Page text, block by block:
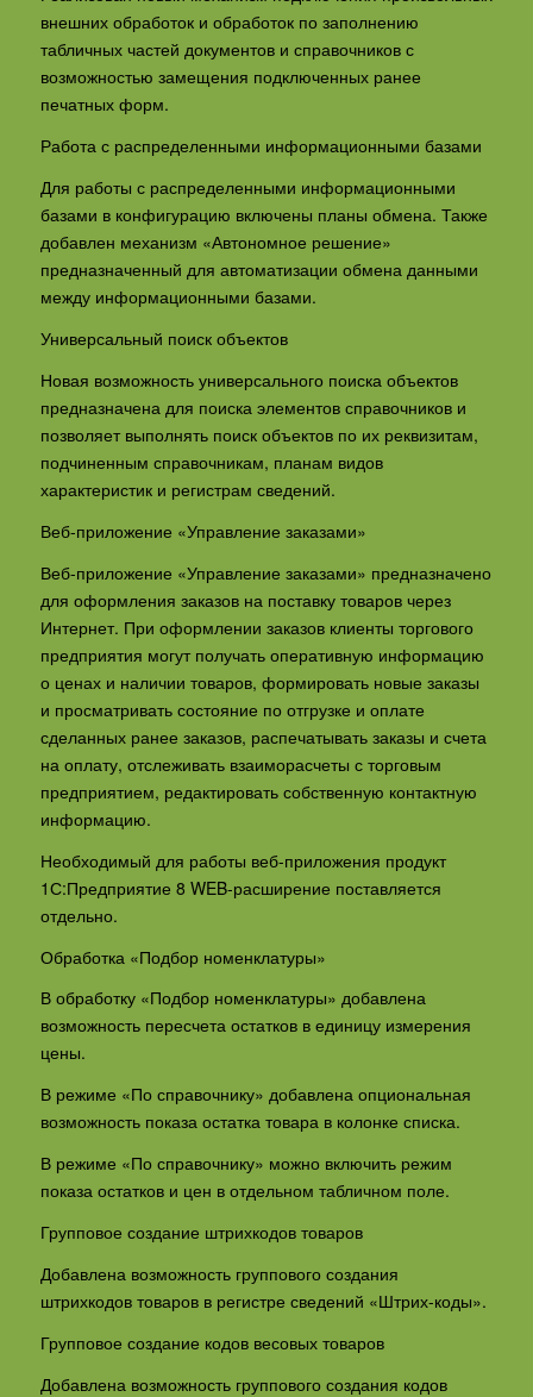
внешних обработок и обработок по заполнению
табличных частей документов и справочников с
возможностью замещения подключенных ранее
печатных форм.
Работа с распределенными информационными базами
Для работы с распределенными информационными
базами в конфигурацию включены планы обмена. Также
добавлен механизм «Автономное решение»
предназначенный для автоматизации обмена данными
между информационными базами.
Универсальный поиск объектов
Новая возможность универсального поиска объектов
предназначена для поиска элементов справочников и
позволяет выполнять поиск объектов по их реквизитам,
подчиненным справочникам, планам видов
характеристик и регистрам сведений.
Веб-приложение «Управление заказами»
Веб-приложение «Управление заказами» предназначено
для оформления заказов на поставку товаров через
Интернет. При оформлении заказов клиенты торгового
предприятия могут получать оперативную информацию
о ценах и наличии товаров, формировать новые заказы
и просматривать состояние по отгрузке и оплате
сделанных ранее заказов, распечатывать заказы и счета
на оплату, отслеживать взаиморасчеты с торговым
предприятием, редактировать собственную контактную
информацию.
Необходимый для работы веб-приложения продукт
1С:Предприятие 8 WEB-расширение поставляется
отдельно.
Обработка «Подбор номенклатуры»
В обработку «Подбор номенклатуры» добавлена
возможность пересчета остатков в единицу измерения
цены.
В режиме «По справочнику» добавлена опциональная
возможность показа остатка товара в колонке списка.
В режиме «По справочнику» можно включить режим
показа остатков и цен в отдельном табличном поле.
Групповое создание штрихкодов товаров
Добавлена возможность группового создания
штрихкодов товаров в регистре сведений «Штрих-коды».
Групповое создание кодов весовых товаров
Добавлена возможность группового создания кодов